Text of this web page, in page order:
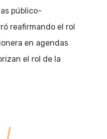
público-
reafirmando el rol
en agendas
el rol de la